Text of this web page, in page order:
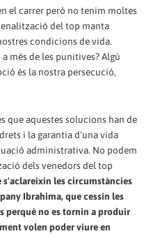
el carrer però no tenim moltes
del top manta
condicions de vida.
més de les punitives? Algú
és la nostra persecució,
que aquestes solucions han de
i la garantia d'una vida
administrativa. No podem
dels venedors del top
s'aclareixin les circumstàncies
Ibrahima, que cessin les
perquè no es tornin a produir
volen poder viure en